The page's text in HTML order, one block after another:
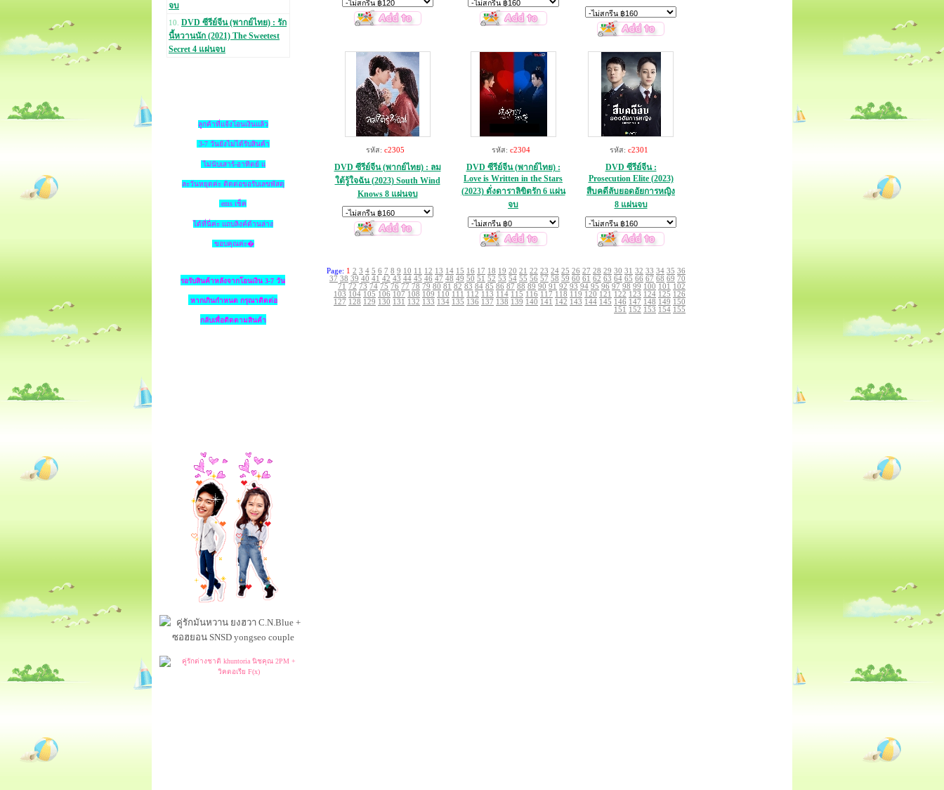
จบ
10. DVD ซีรีย์จีน (พากย์ไทย) : รัก
นี้หวานนัก (2021) The Sweetest
Secret 4 แผ่นจบ
ลูกค้าที่แจ้งโอนเงินแล้ว
3-7 วันยังไม่ได้รับสินค้า
ไม่นับเสาร์-อาทิตย์ แ
ละวันหยุดค่ะ ติดต่อขอรับเลขพัสดุ
ems เช็ค
ได้ที่นี่ค่ะ แถบลิงค์ด้านล่าง
ขอบคุณค่ะ�
รอรับสินค้าหลังจากโอนเงิน 3-7 วัน
หากเกินกำหนด กรุณาติดต่อ
กลับเพื่อติดตามสินค้า
รหัส: c2305
DVD ซีรีย์จีน (พากย์ไทย) : ลม
ใต้รู้ใจฉัน (2023) South Wind
Knows 8 แผ่นจบ
รหัส: c2304
DVD ซีรีย์จีน (พากย์ไทย) :
Love is Written in the Stars
(2023) ดั่งดาราลิขิตรัก 6 แผ่น
จบ
รหัส: c2301
DVD ซีรีย์จีน :
Prosecution Elite (2023)
สืบคดีลับยอดอัยการหญิง
8 แผ่นจบ
Page: 1 2 3 4 5 6 7 8 9 10 11 12 13 14 15 16 17 18 19 20 21 22 23 24 25 26 27 28 29 30 31 32 33 34 35 36
37 38 39 40 41 42 43 44 45 46 47 48 49 50 51 52 53 54 55 56 57 58 59 60 61 62 63 64 65 66 67 68 69 70
71 72 73 74 75 76 77 78 79 80 81 82 83 84 85 86 87 88 89 90 91 92 93 94 95 96 97 98 99 100 101
102
103 104 105 106 107 108 109 110 111 112 113 114 115 116 117 118 119 120 121 122 123 124 125 126
127 128 129 130 131 132 133 134 135 136 137 138 139 140 141 142 143 144 145 146 147 148 149 150
151
152 153 154 155